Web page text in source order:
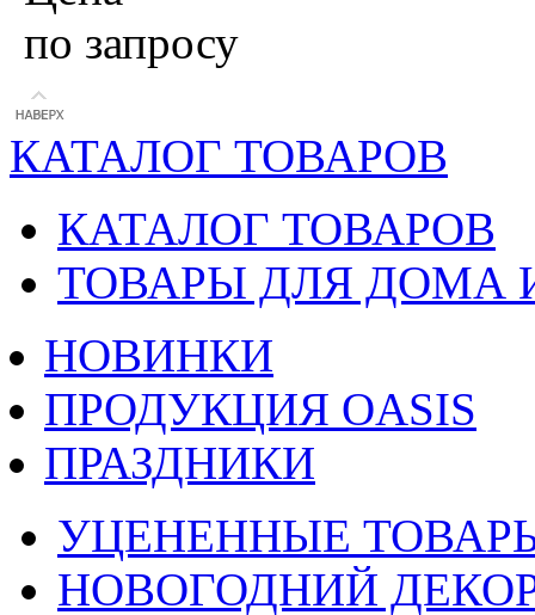
по запросу
КАТАЛОГ ТОВАРОВ
КАТАЛОГ ТОВАРОВ
ТОВАРЫ ДЛЯ ДОМА
НОВИНКИ
ПРОДУКЦИЯ OASIS
ПРАЗДНИКИ
УЦЕНЕННЫЕ
НОВОГОДНИЙ